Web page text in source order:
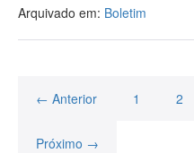
Arquivado em: Boletim
← Anterior 1 2
Próximo →